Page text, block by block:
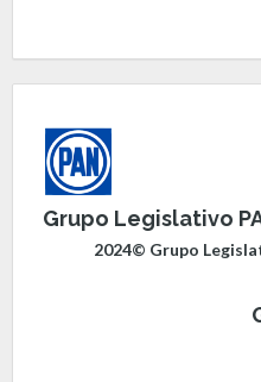
Grupo Legislativo
2024© Grupo